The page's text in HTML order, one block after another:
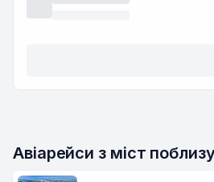
Авіарейси з міст